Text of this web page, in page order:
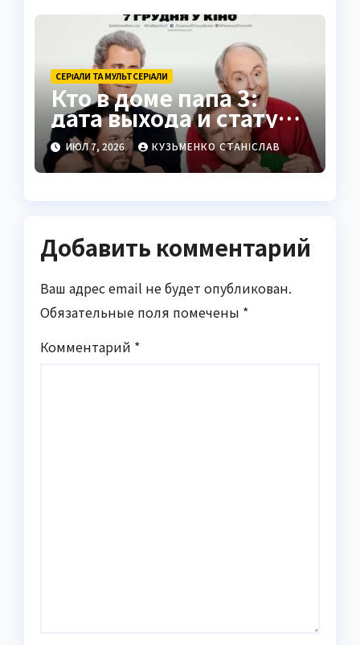
СЕРІАЛИ ТА МУЛЬТСЕРІАЛИ
Кто в доме папа 3:
дата выхода и статус
проекта в 2026 году
ИЮЛ 7, 2026 КУЗЬМЕНКО СТАНІСЛАВ
Добавить комментарий
Ваш адрес email не будет опубликован.
Обязательные поля помечены *
Комментарий *